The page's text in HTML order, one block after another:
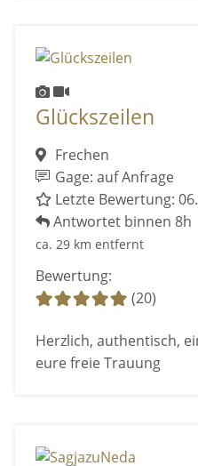
Glückszeilen
Frechen
Gage: auf Anfrage
Letzte Bewertung:
Antwortet binnen 8h
ca. 29 km entfernt
Bewertung:
(20)
Herzlich, authentisch,
eure freie Trauung